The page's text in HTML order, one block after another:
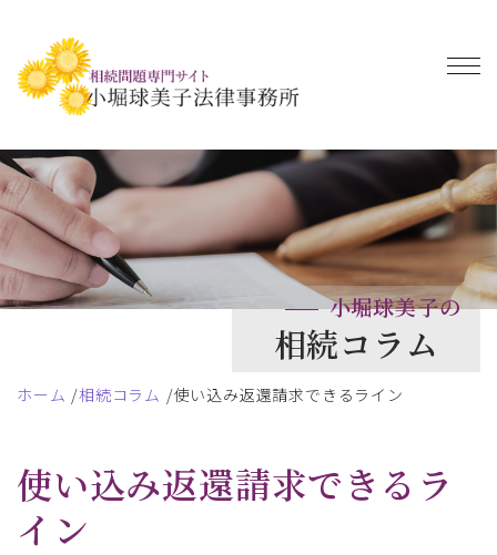
小堀球美子の
相続コラム
ホーム 相続コラム 使い込み返還請求できるライン
使い込み返還請求できるラ
イン